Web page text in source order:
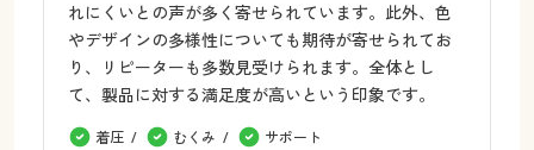
れにくいとの声が多く寄せられています。此外、色
やデザインの多様性についても期待が寄せられてお
り、リピーターも多数見受けられます。全体とし
て、製品に対する満足度が高いという印象です。
着圧 むくみ
サポート